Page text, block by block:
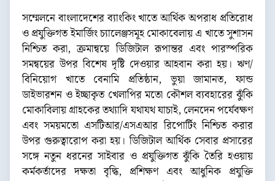
সম্মেলনে বাংলাদেশের ব্যাংকিং খাতে আর্থিক অপরাধ প্রতিরোধ
ও প্রযুক্তিগত ইমার্জিং চ্যালেঞ্জসমূহ মোকাবেলায় এ খাতে সুশাসন
নিশ্চিত করা, ক্রমান্বয়ে ডিজিটাল রূপান্তর এবং পারস্পরিক
সমন্বয়ের উপর বিশেষ দৃষ্টি দেওয়ার আহবান করা হয়। ঋণ/
বিনিয়োগ খাতে বেনামি প্রতিষ্ঠান, ভুয়া জামানত, ফান্ড
ডাইভারশন ও ইচ্ছাকৃত খেলাপির মতো কৌশল ব্যবহারের ঝুঁকি
মোকাবিলায় গ্রাহকের তথ্যাদি যথাযথ যাচাই, লেনদেন পর্যেবক্ষণ
এবং সময়মতো এসটিআর/এসএআর রিপোর্টিং নিশ্চিত করার
উপর গুরুত্বারোপ করা হয়। ডিজিটাল আর্থিক সেবার প্রসারের
সঙ্গে নতুন ধরনের সাইবার ও প্রযুক্তিগত ঝুঁকি তৈরি হওয়ায়
কর্মকর্তাদের দক্ষতা বৃদ্ধি, প্রশিক্ষণ এবং আধুনিক প্রযুক্তি